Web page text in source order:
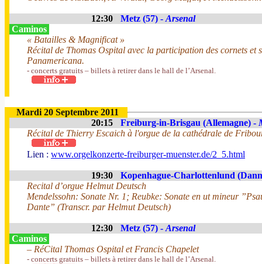
12:30 Metz (57) - Arsenal
Caminos
« Batailles & Magnificat »
Récital de Thomas Ospital avec la participation des cornets et
Panamericana.
- concerts gratuits – billets à retirer dans le hall de l’Arsenal.
Mardi 20 Septembre 2011
20:15
Freiburg-in-Brisgau (Allemagne) -
Récital de Thierry Escaich à l'orgue de la cathédrale de
Lien : www.orgelkonzerte-freiburger-muenster.de/2_5.html
19:30
Kopenhague-Charlottenlund
Recital d’orgue Helmut Deutsch
Mendelssohn: Sonate Nr. 1; Reubke: Sonate en ut mineur
Dante” (Transcr. par Helmut Deutsch)
12:30 Metz (57) - Arsenal
Caminos
– RéCital Thomas Ospital et Francis Chapelet
- concerts gratuits – billets à retirer dans le hall de l’Arsenal.